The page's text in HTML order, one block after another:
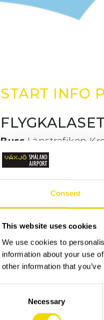
Consent
This website uses cookies
We use cookies to
information about your use
other information that
Necessary
START INFO
Buss Länstrafiken
bekvämt sätt att ta
BiljettprisBarn 0-12
12 år och äldre,
DrönareÄr ej tillåtet
Grannar i Öjaby
Flygkalaset kan